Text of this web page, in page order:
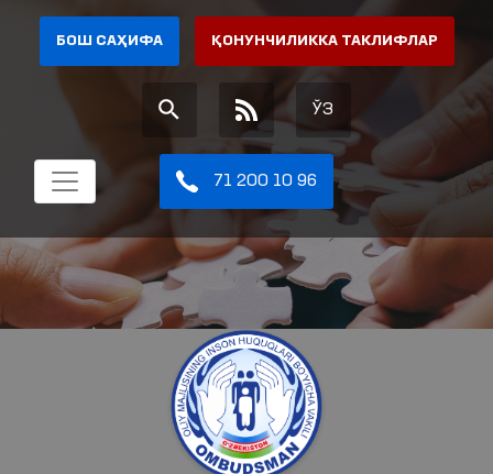
БОШ САҲИФА ҚОНУНЧИЛИККА ТАКЛИФЛАР
ЎЗ
71 200 10 96